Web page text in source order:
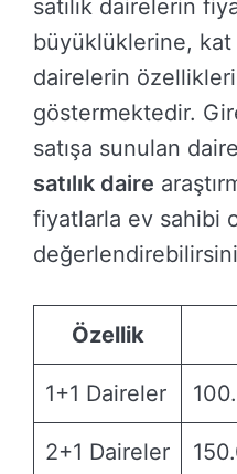
satılık dairelerin
büyüklüklerine, kat
dairelerin
göstermektedir.
satışa sunulan
satılık daire
fiyatlarla ev sahibi
Özellik
1+1 Daireler
2+1 Daireler